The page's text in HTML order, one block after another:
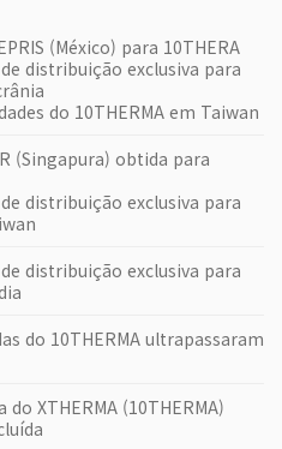
(México) para 10THERA
distribuição exclusiva para
do 10THERMA em Taiwan
(Singapura) obtida para
distribuição exclusiva para
distribuição exclusiva para
do 10THERMA ultrapassaram
XTHERMA (10THERMA)